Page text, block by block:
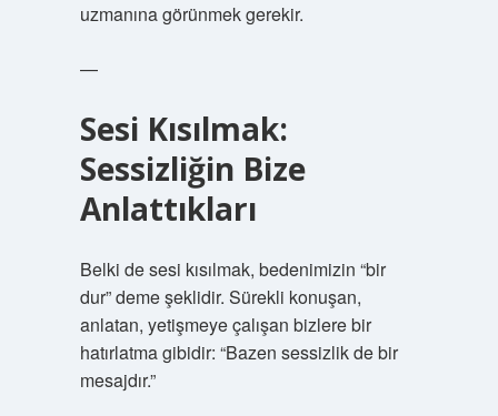
uzmanına görünmek gerekir.
—
Sesi Kısılmak:
Sessizliğin Bize
Anlattıkları
Belki de sesi kısılmak, bedenimizin “bir
dur” deme şeklidir. Sürekli konuşan,
anlatan, yetişmeye çalışan bizlere bir
hatırlatma gibidir: “Bazen sessizlik de bir
mesajdır.”